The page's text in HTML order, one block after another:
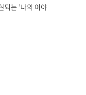
되는 ‘나의 이야